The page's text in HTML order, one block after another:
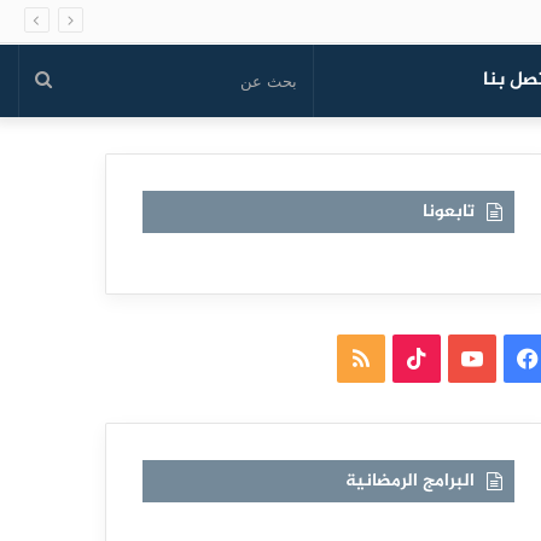
بنا بحث
تابعونا
فيسبوكيوتيوب TikTokملخص
البرامج الرمضانية